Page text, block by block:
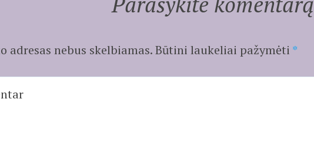
adresas nebus skelbiamas. Būtini laukeliai pažymėti *